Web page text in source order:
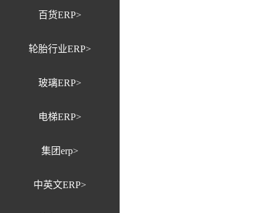
百货ERP>
轮胎行业ERP>
玻璃ERP>
电梯ERP>
集团erp>
中英文ERP>